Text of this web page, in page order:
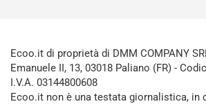
Ecoo.it di proprietà di DMM COMPANY
Emanuele II, 13, 03018 Paliano (FR) -
I.V.A. 03144800608
Ecoo.it non è una testata giornalistica, in